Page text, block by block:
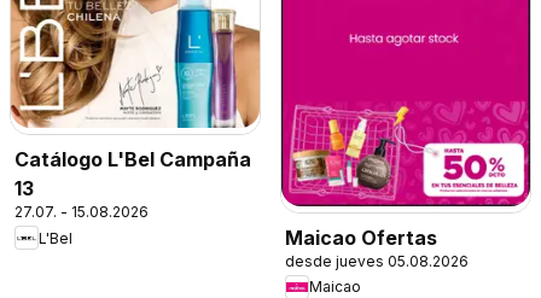
Catálogo L'Bel Campaña
13
27.07. - 15.08.2026
L'Bel
Maicao Ofertas
desde jueves 05.08.2026
Maicao